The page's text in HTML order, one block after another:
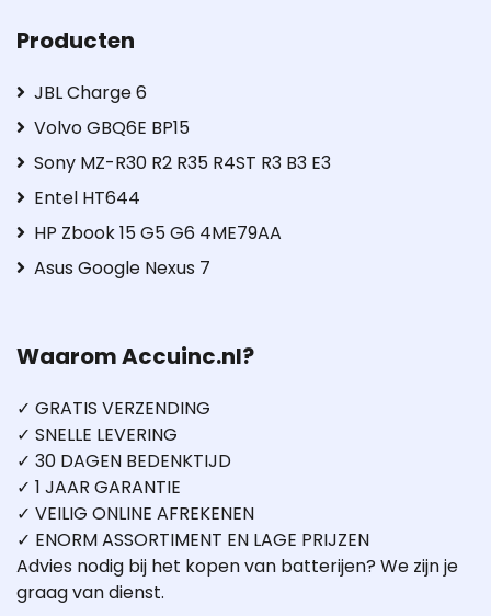
Producten
JBL Charge 6
Volvo GBQ6E BP15
Sony MZ-R30 R2 R35 R4ST R3 B3 E3
Entel HT644
HP Zbook 15 G5 G6 4ME79AA
Asus Google Nexus 7
Waarom Accuinc.nl?
✓ GRATIS VERZENDING
✓ SNELLE LEVERING
✓ 30 DAGEN BEDENKTIJD
✓ 1 JAAR GARANTIE
✓ VEILIG ONLINE AFREKENEN
✓ ENORM ASSORTIMENT EN LAGE PRIJZEN
Advies nodig bij het kopen van batterijen? We zijn je
graag van dienst.